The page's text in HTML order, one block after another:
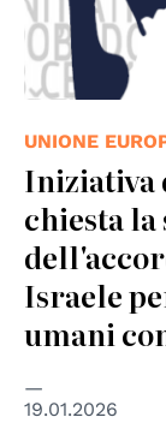
UNIONE
Iniziativa
chiesta la
Israele
umani
19.01.2026